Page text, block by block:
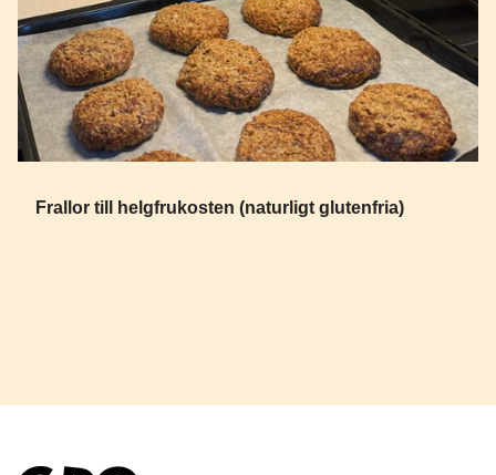
Frallor till helgfrukosten (naturligt glutenfria)